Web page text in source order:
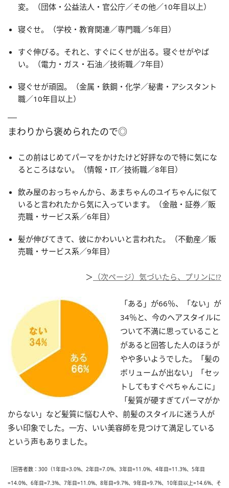
変。（団体・公益法人・官公庁／その他／10年目以上）
寝ぐせ。（学校・教育関連／専門職／5年目）
すぐ伸びる。それと、すぐにくせが出る。寝ぐせがやば
い。（電力・ガス・石油／技術職／7年目）
寝ぐせが頑固。（金属・鉄鋼・化学／秘書・アシスタント
職／10年目以上）
まわりから褒められたので◎
この前はじめてパーマをかけたけど好評なので特に気にな
るところはない。（情報・IT／技術職／8年目）
飲み屋のおっちゃんから、あまちゃんのユイちゃんに似て
いると言われたから気に入っています。（金融・証券／販
売職・サービス系／6年目）
髪が伸びてきて、彼にかわいいと言われた。（不動産／販
売職・サービス系／9年目）
＞ （次ページ）気づいたら、プリンに!?
「ある」が66％、「ない」が
34％と、今のヘアスタイルに
ついて不満に思っていること
があると回答した人のほうが
やや多いようでした。「髪の
ボリュームが出ない」「セッ
トしてもすぐぺちゃんこに」
「髪質が硬すぎてパーマがか
からない」など髪質に悩む人や、前髪のスタイルに迷う人が
多い印象でした。一方、いい美容師を見つけて満足している
という声もありました。
［回答者数：300（1年目=3.0%、2年目=7.0%、3年目=11.0%、4年目=11.3%、5年目
=14.0%、6年目=7.3%、7年目=11.0%、8年目=9.7%、9年目=9.7%、10年目以上=14.6%、そ